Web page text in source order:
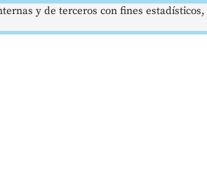
y de terceros con fines